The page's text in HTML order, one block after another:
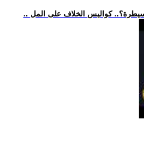
كواليس الخلاف على المل